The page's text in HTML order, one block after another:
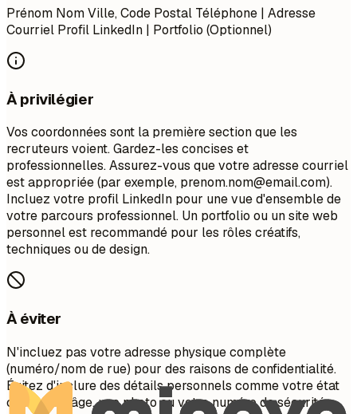
Prénom Nom Ville, Code Postal Téléphone | Adresse
Courriel Profil LinkedIn | Portfolio (Optionnel)
À privilégier
Vos coordonnées sont la première section que les
recruteurs voient. Gardez-les concises et
professionnelles. Assurez-vous que votre adresse courriel
est appropriée (par exemple, prenom.nom@email.com).
Incluez votre profil LinkedIn pour une vue d'ensemble de
votre parcours professionnel. Un portfolio ou un site web
personnel est recommandé pour les rôles créatifs,
techniques ou de design.
À éviter
N'incluez pas votre adresse physique complète
(numéro/nom de rue) pour des raisons de confidentialité.
Évitez d'inclure des détails personnels comme votre état
civil, votre âge, une photo ou votre numéro de sécurité